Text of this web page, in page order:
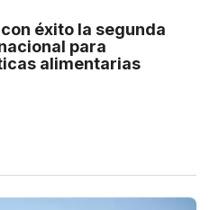
éxito la segunda
para
alimentarias